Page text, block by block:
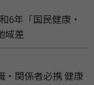
6年「国民健康・
域差
・関係者必携 健康